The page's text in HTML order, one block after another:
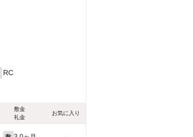
RC
敷金
礼金
お気に入り